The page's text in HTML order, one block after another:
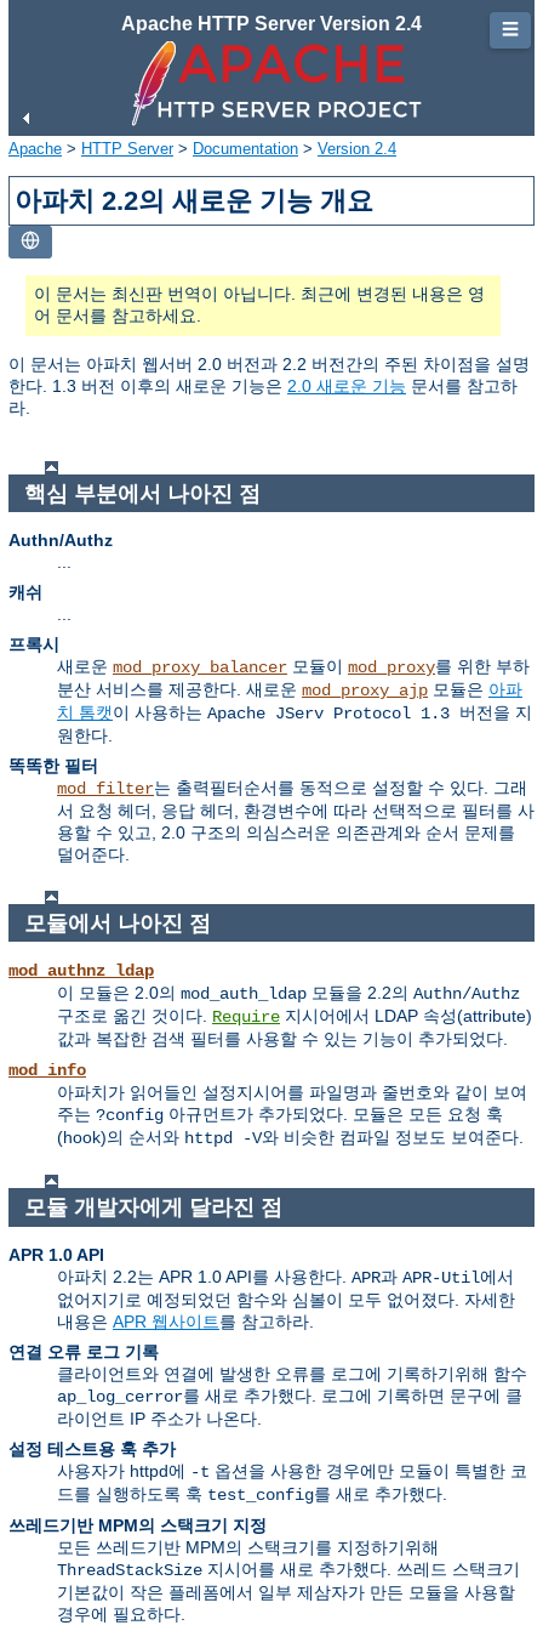
Apache HTTP Server Version 2.4
Apache > HTTP Server> Documentation > Version 2.4
아파치 2.2의 새로운 기능 개요
이 문서는 최신판 번역이 아닙니다. 최근에 변경된 내용은 영
어 문서를 참고하세요.
이 문서는 아파치 웹서버 2.0 버전과 2.2 버전간의 주된 차이점을 설명
한다. 1.3 버전 이후의 새로운 기능은 2.0 새로운 기능 문서를 참고하
라.
핵심 부분에서 나아진 점
Authn/Authz
캐쉬
프록시
새로운 mod_proxy_balancer 모듈이 mod_proxy를 위한 부하
분산 서비스를 제공한다. 새로운 mod_proxy_ajp 모듈은 아파
치 톰캣이 사용하는 Apache JServ Protocol 1.3 버전을 지
원한다.
똑똑한 필터
mod_filter는 출력필터순서를 동적으로 설정할 수 있다. 그래
서 요청 헤더, 응답 헤더, 환경변수에 따라 선택적으로 필터를 사
용할 수 있고, 2.0 구조의 의심스러운 의존관계와 순서 문제를
덜어준다.
모듈에서 나아진 점
mod_authnz_ldap
이 모듈은 2.0의 mod_auth_ldap 모듈을 2.2의 Authn/Authz
구조로 옮긴 것이다. Require 지시어에서 LDAP 속성(attribute)
값과 복잡한 검색 필터를 사용할 수 있는 기능이 추가되었다.
mod_info
아파치가 읽어들인 설정지시어를 파일명과 줄번호와 같이 보여
주는 ?config 아규먼트가 추가되었다. 모듈은 모든 요청 훅
(hook)의 순서와 httpd -V와 비슷한 컴파일 정보도 보여준다.
모듈 개발자에게 달라진 점
APR 1.0 API
아파치 2.2는 APR 1.0 API를 사용한다. APR과 APR-Util에서
없어지기로 예정되었던 함수와 심볼이 모두 없어졌다. 자세한
내용은 APR 웹사이트를 참고하라.
연결 오류 로그 기록
클라이언트와 연결에 발생한 오류를 로그에 기록하기위해 함수
ap_log_cerror를 새로 추가했다. 로그에 기록하면 문구에 클
라이언트 IP 주소가 나온다.
설정 테스트용 훅 추가
사용자가 httpd에 -t 옵션을 사용한 경우에만 모듈이 특별한 코
드를 실행하도록 훅 test_config를 새로 추가했다.
쓰레드기반 MPM의 스택크기 지정
모든 쓰레드기반 MPM의 스택크기를 지정하기위해
ThreadStackSize 지시어를 새로 추가했다. 쓰레드 스택크기
기본값이 작은 플레폼에서 일부 제삼자가 만든 모듈을 사용할
경우에 필요하다.
☰